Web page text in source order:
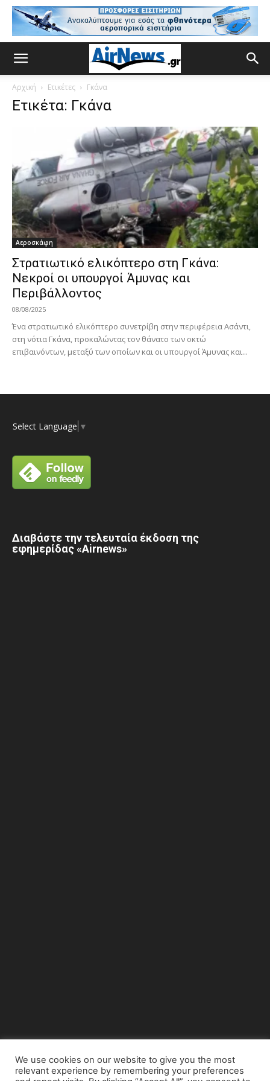
Αρχική Ετικέτες Γκάνα
Ετικέτα: Γκάνα
Αεροσκάφη
Στρατιωτικό ελικόπτερο στη Γκάνα:
Νεκροί οι υπουργοί Άμυνας και
Περιβάλλοντος
08/08/2025
Ένα στρατιωτικό ελικόπτερο συνετρίβη στην περιφέρεια Ασάντι,
στη νότια Γκάνα, προκαλώντας τον θάνατο των οκτώ
επιβαινόντων, μεταξύ των οποίων και οι υπουργοί Άμυνας και...
Select Language ▼
Διαβάστε την τελευταία έκδοση της
εφημερίδας «Airnews»
We use cookies on our website to give you the most
relevant experience by remembering your preferences